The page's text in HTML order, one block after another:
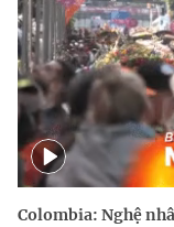
Colombia: Nghệ